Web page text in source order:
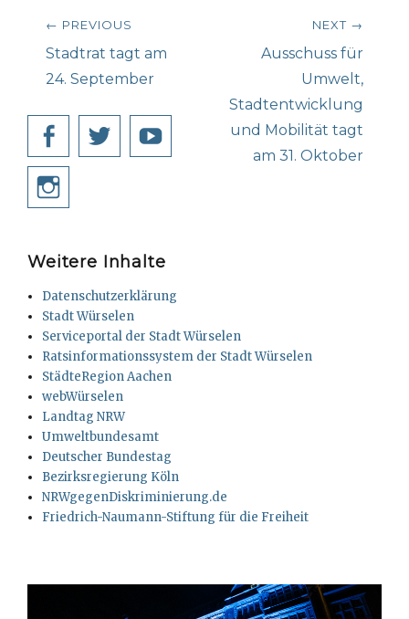
Beitragsnavigation
← PREVIOUS
Previous
post:
Stadtrat tagt am
24. September
NEXT →
Ausschuss für
Umwelt,
Stadtentwicklung
und Mobilität tagt
am 31. Oktober
Facebook
TwitterYouTube
Weitere Inhalte
Datenschutzerklärung
Stadt Würselen
Serviceportal der Stadt Würselen
Ratsinformationssystem der Stadt Würselen
StädteRegion Aachen
webWürselen
Landtag NRW
Umweltbundesamt
Deutscher Bundestag
Bezirksregierung Köln
NRWgegenDiskriminierung.de
Friedrich-Naumann-Stiftung für die Freiheit